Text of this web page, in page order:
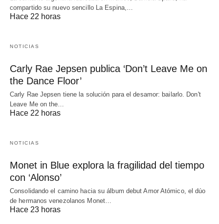
compartido su nuevo sencillo La Espina,…
Hace 22 horas
NOTICIAS
Carly Rae Jepsen publica ‘Don’t Leave Me on
the Dance Floor’
Carly Rae Jepsen tiene la solución para el desamor: bailarlo. Don't
Leave Me on the…
Hace 22 horas
NOTICIAS
Monet in Blue explora la fragilidad del tiempo
con ‘Alonso’
Consolidando el camino hacia su álbum debut Amor Atómico, el dúo
de hermanos venezolanos Monet…
Hace 23 horas